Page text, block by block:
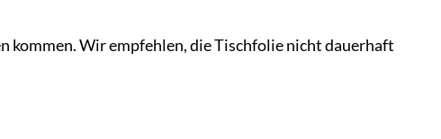
kommen. Wir empfehlen, die Tischfolie nicht dauerhaft